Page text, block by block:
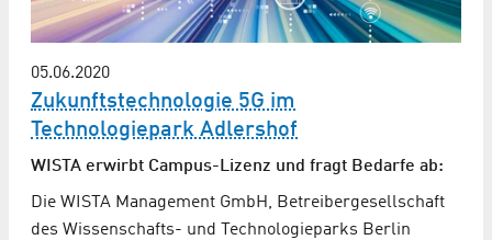
05.06.2020
Zukunftstechnologie 5G im
Technologiepark Adlershof
WISTA erwirbt Campus-Lizenz und fragt Bedarfe ab:
Die WISTA Management GmbH, Betreibergesellschaft
des Wissenschafts- und Technologieparks Berlin